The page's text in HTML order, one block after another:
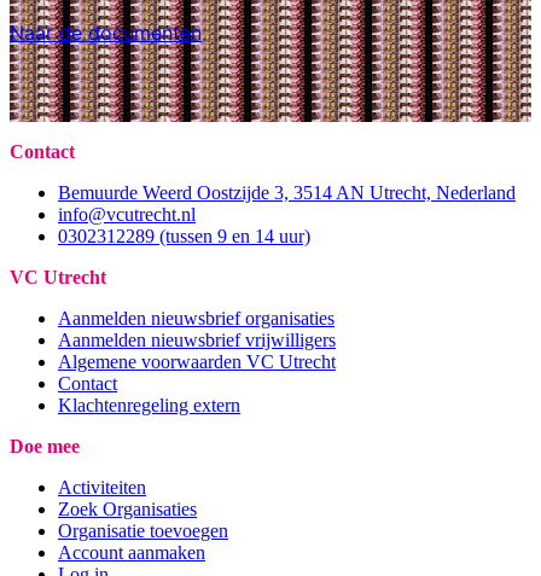
Naar de documenten
Contact
Bemuurde Weerd Oostzijde 3, 3514 AN Utrecht, Nederland
info@vcutrecht.nl
0302312289 (tussen 9 en 14 uur)
VC Utrecht
Aanmelden nieuwsbrief organisaties
Aanmelden nieuwsbrief vrijwilligers
Algemene voorwaarden VC Utrecht
Contact
Klachtenregeling extern
Doe mee
Activiteiten
Zoek Organisaties
Organisatie toevoegen
Account aanmaken